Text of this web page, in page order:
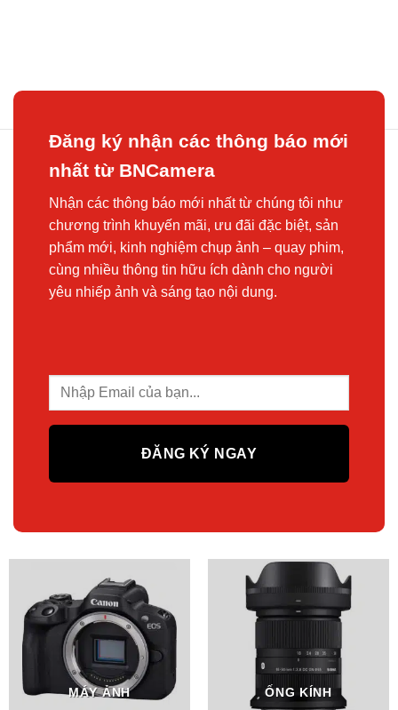
Đăng ký nhận các thông báo mới
nhất từ BNCamera
Nhận các thông báo mới nhất từ chúng tôi như
chương trình khuyến mãi, ưu đãi đặc biệt, sản
phẩm mới, kinh nghiệm chụp ảnh – quay phim,
cùng nhiều thông tin hữu ích dành cho người
yêu nhiếp ảnh và sáng tạo nội dung.
MÁY ẢNH ỐNG KÍNH